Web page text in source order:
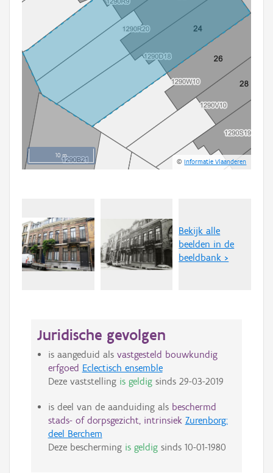
10 m
©Informatie Vlaanderen
Bekijk alle
beelden in de
beeldbank >
Juridische gevolgen
is aangeduid als vastgesteld bouwkundig
erfgoed Eclectisch ensemble
Deze vaststelling is geldigsinds 29-03-2019
is deel van de aanduiding als beschermd
stads- of dorpsgezicht, intrinsiek Zurenborg:
deel Berchem
Deze bescherming is geldigsinds 10-01-1980